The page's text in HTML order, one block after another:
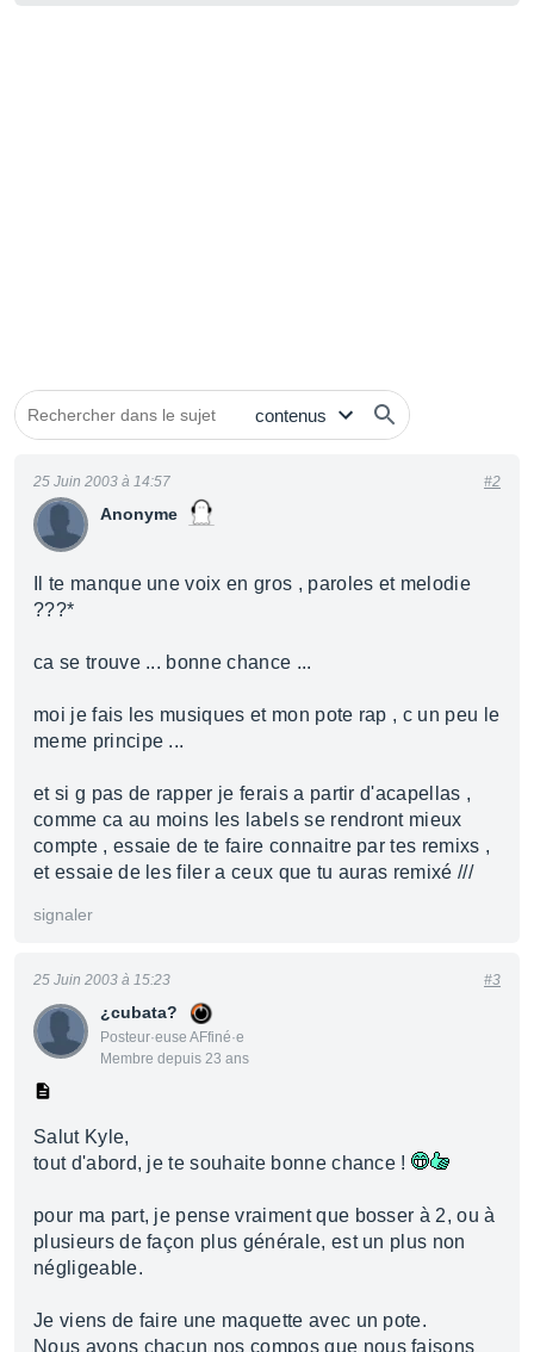
Anonyme
25 Juin 2003 à 14:57 #2
Il te manque une voix en gros , paroles et melodie
???*
ca se trouve ... bonne chance ...
moi je fais les musiques et mon pote rap , c un peu le
meme principe ...
et si g pas de rapper je ferais a partir d'acapellas ,
comme ca au moins les labels se rendront mieux
compte , essaie de te faire connaitre par tes remixs ,
et essaie de les filer a ceux que tu auras remixé ///
signaler
¿cubata?
Posteur·euse AFfiné·e
Membre depuis 23 ans
25 Juin 2003 à 15:23 #3
Salut Kyle,
tout d'abord, je te souhaite bonne chance !
pour ma part, je pense vraiment que bosser à 2, ou à
plusieurs de façon plus générale, est un plus non
négligeable.
Je viens de faire une maquette avec un pote.
Nous avons chacun nos compos que nous faisons